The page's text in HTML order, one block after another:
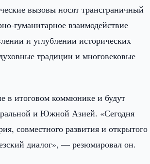
вызовы носят трансграничный
гуманитарное взаимодействие
и углублении исторических
традиции и многовековые
в итоговом коммюнике и будут
и Южной Азией. «Сегодня
совместного развития и открытого
диалог», — резюмировал он.